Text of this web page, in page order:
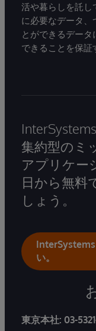
活や暮らしを託し
に必要なデータ、
とができるデー
できることを保証
集約型のミ
アプリケー
日から無料
しょう。
InterSystems
い。
東京本社: 03-